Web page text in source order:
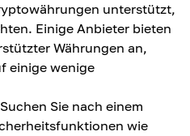
unterstützt,
Einige Anbieter bieten
Währungen an,
einige wenige
Suchen Sie nach einem
wie